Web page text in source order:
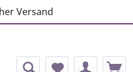
Versand